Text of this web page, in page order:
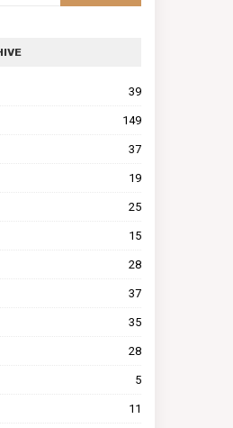
39
149
37
19
25
15
28
37
35
28
5
11